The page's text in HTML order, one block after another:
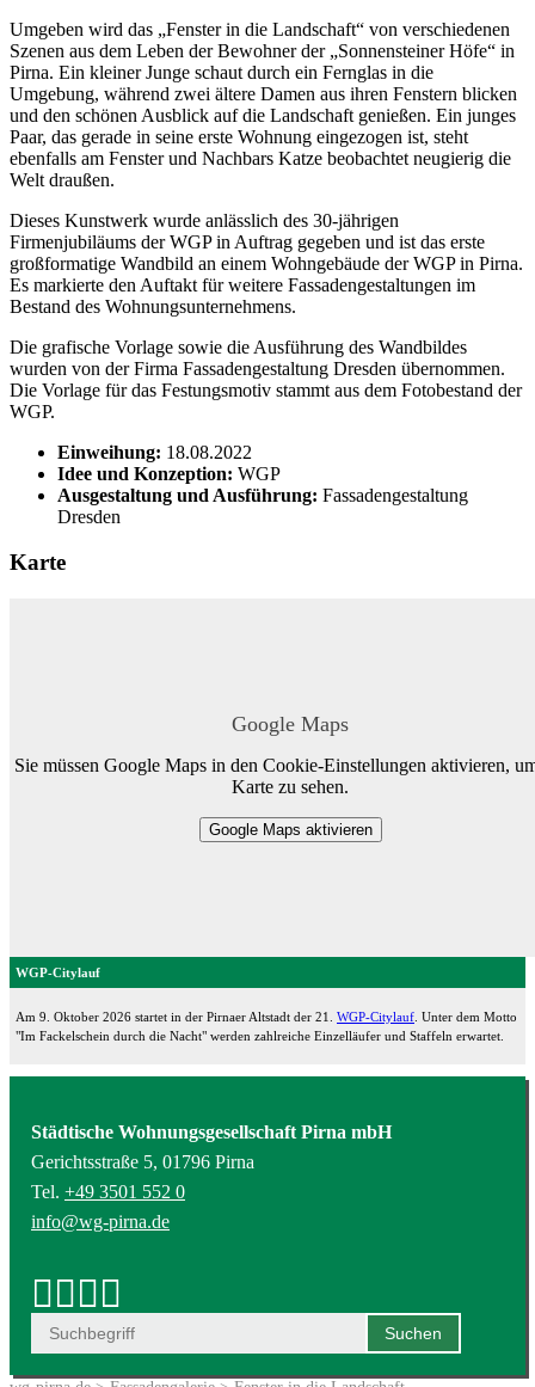
Umgeben wird das „Fenster in die Landschaft“ von verschiedenen
Szenen aus dem Leben der Bewohner der „Sonnensteiner Höfe“ in
Pirna. Ein kleiner Junge schaut durch ein Fernglas in die
Umgebung, während zwei ältere Damen aus ihren Fenstern blicken
und den schönen Ausblick auf die Landschaft genießen. Ein junges
Paar, das gerade in seine erste Wohnung eingezogen ist, steht
ebenfalls am Fenster und Nachbars Katze beobachtet neugierig die
Welt draußen.
Dieses Kunstwerk wurde anlässlich des 30-jährigen
Firmenjubiläums der WGP in Auftrag gegeben und ist das erste
großformatige Wandbild an einem Wohngebäude der WGP in Pirna.
Es markierte den Auftakt für weitere Fassadengestaltungen im
Bestand des Wohnungsunternehmens.
Die grafische Vorlage sowie die Ausführung des Wandbildes
wurden von der Firma Fassadengestaltung Dresden übernommen.
Die Vorlage für das Festungsmotiv stammt aus dem Fotobestand der
WGP.
Einweihung: 18.08.2022
Idee und Konzeption: WGP
Ausgestaltung und Ausführung: Fassadengestaltung
Dresden
Karte
Google Maps
Sie müssen Google Maps in den Cookie-Einstellungen aktivieren,
Karte zu sehen.
Google Maps aktivieren
WGP-Citylauf
Am 9. Oktober 2026 startet in der Pirnaer Altstadt der 21. WGP-Citylauf . Unter dem Motto
"Im Fackelschein durch die Nacht" werden zahlreiche Einzelläufer und Staffeln erwartet.
Städtische Wohnungsgesellschaft Pirna mbH
Gerichtsstraße 5, 01796 Pirna
Tel. +49 3501 552 0
info@wg-pirna.de